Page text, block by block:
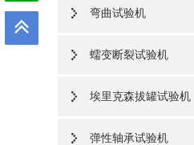
弯曲试验机
蠕变断裂试验机
埃里克森拔罐试验机
弹性轴承试验机